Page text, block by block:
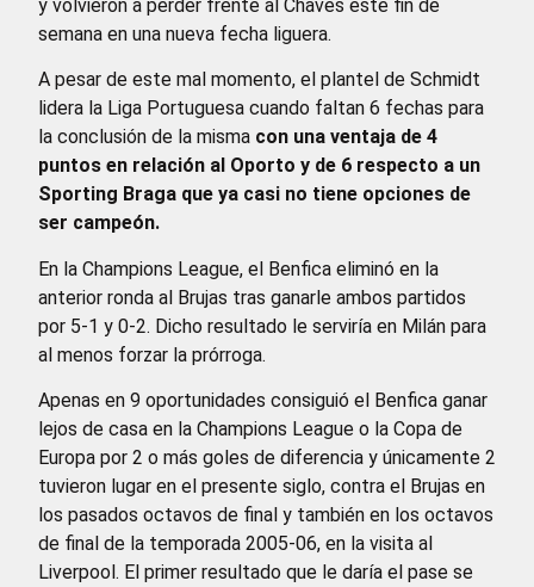
y volvieron a perder frente al Chaves este fin de
semana en una nueva fecha liguera.
A pesar de este mal momento, el plantel de Schmidt
lidera la Liga Portuguesa cuando faltan 6 fechas para
la conclusión de la misma con una ventaja de 4
puntos en relación al Oporto y de 6 respecto a un
Sporting Braga que ya casi no tiene opciones de
ser campeón.
En la Champions League, el Benfica eliminó en la
anterior ronda al Brujas tras ganarle ambos partidos
por 5-1 y 0-2. Dicho resultado le serviría en Milán para
al menos forzar la prórroga.
Apenas en 9 oportunidades consiguió el Benfica ganar
lejos de casa en la Champions League o la Copa de
Europa por 2 o más goles de diferencia y únicamente 2
tuvieron lugar en el presente siglo, contra el Brujas en
los pasados octavos de final y también en los octavos
de final de la temporada 2005-06, en la visita al
Liverpool. El primer resultado que le daría el pase se